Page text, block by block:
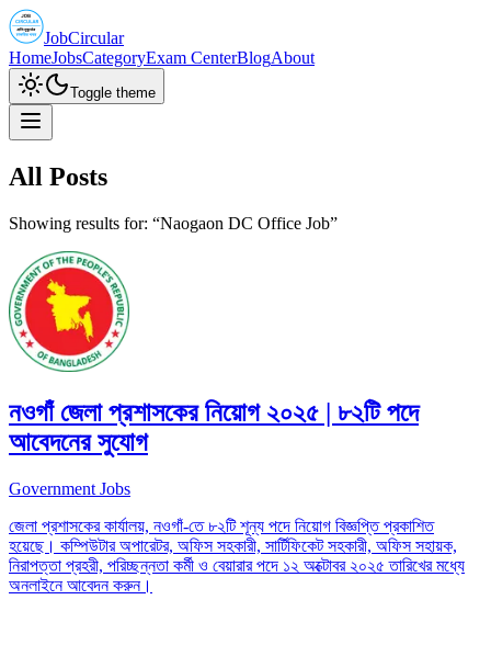
JobCircular
HomeJobsCategoryExam CenterBlogAbout
Toggle theme
All Posts
Showing results for: “Naogaon DC Office Job”
নওগাঁ জেলা প্রশাসকের নিয়োগ ২০২৫ | ৮২টি পদে
আবেদনের সুযোগ
Government Jobs
জেলা প্রশাসকের কার্যালয়, নওগাঁ-তে ৮২টি শূন্য পদে নিয়োগ বিজ্ঞপ্তি প্রকাশিত
হয়েছে। কম্পিউটার অপারেটর, অফিস সহকারী, সার্টিফিকেট সহকারী, অফিস সহায়ক,
নিরাপত্তা প্রহরী, পরিচ্ছন্নতা কর্মী ও বেয়ারার পদে ১২ অক্টোবর ২০২৫ তারিখের মধ্যে
অনলাইনে আবেদন করুন।